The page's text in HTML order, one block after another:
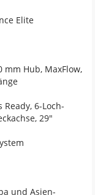
Elite
Hub, MaxFlow,
6-Loch-
29"
und Asien-